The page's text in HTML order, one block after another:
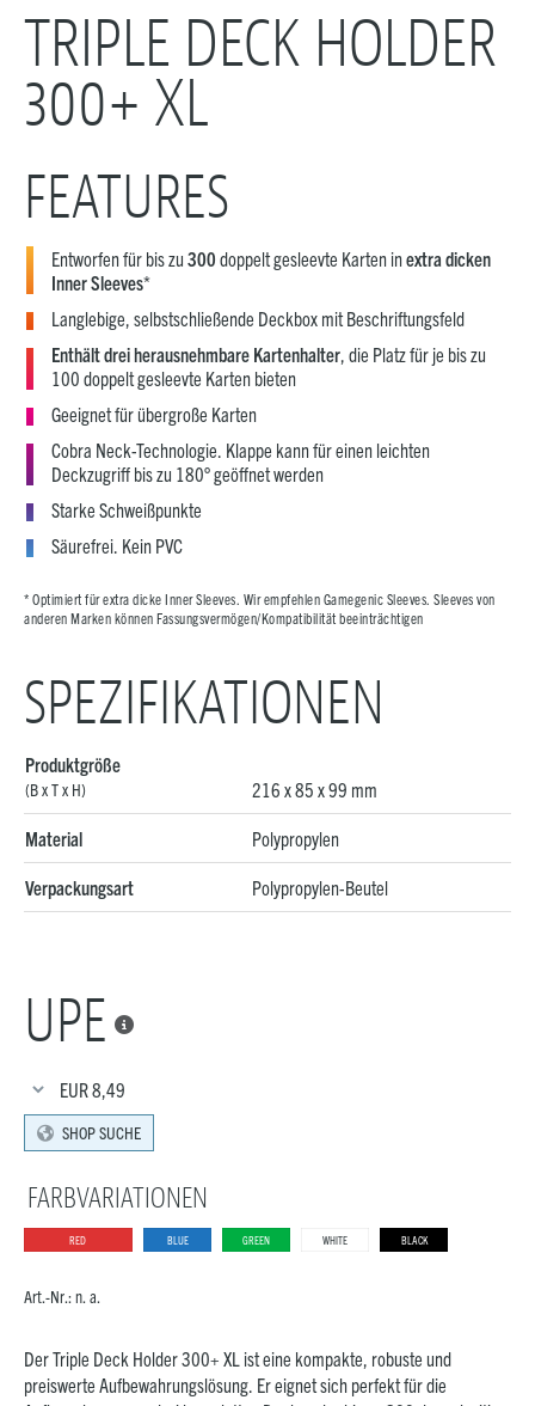
TRIPLE DECK HOLDER
300+ XL
FEATURES
Entworfen für bis zu 300 doppelt gesleevte Karten inextra dicken
Inner Sleeves*
Langlebige, selbst­schließende Deckbox mit Beschriftungsfeld
Enthält drei heraus­nehmbare Kartenhalter, die Platz für je bis zu
100 doppelt gesleevte Karten bieten
Geeignet für übergroße Karten
Cobra Neck-Technologie. Klappe kann für einen leichten
Deckzugriff bis zu 180° geöffnet werden
Starke Schweißpunkte
Säurefrei. Kein PVC
* Optimiert für extra dicke Inner Sleeves. Wir empfehlen Gamegenic Sleeves. Sleeves von
anderen Marken können Fassungsvermögen/Kompatibilität beeinträchtigen
SPEZIFIKATIONEN
Produktgröße
(B x T x H) 216 x 85 x 99 mm
Material Polypropylen
Verpackungsart Polypropylen-Beutel
UPE 
EUR8,49
SHOP SUCHE
FARBVARIATIONEN
RED BLUE GREEN WHITE BLACK
Art.-Nr.:n. a.
Der Triple Deck Holder 300+ XL ist eine kompakte, robuste und
preiswerte Aufbewahrungslösung. Er eignet sich perfekt für die